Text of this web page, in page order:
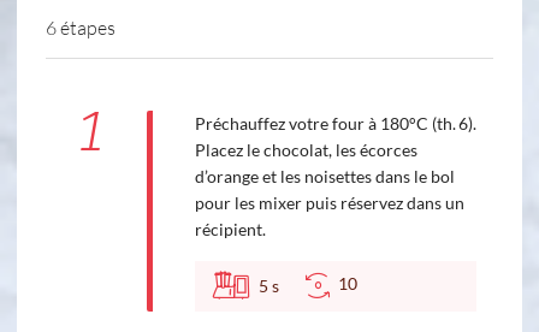
6 étapes
1
Préchauffez votre four à 180°C (th. 6).
Placez le chocolat, les écorces
d’orange et les noisettes dans le bol
pour les mixer puis réservez dans un
récipient.
5 s 10